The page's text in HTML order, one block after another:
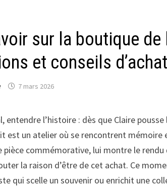
sur la boutique
et conseils d’achat
7 mars 2026
entendre l’histoire : dès que Claire
est un atelier où se rencontrent
pièce commémorative, lui montre le
la raison d’être de cet achat. Ce
qui scelle un souvenir ou enrichit une